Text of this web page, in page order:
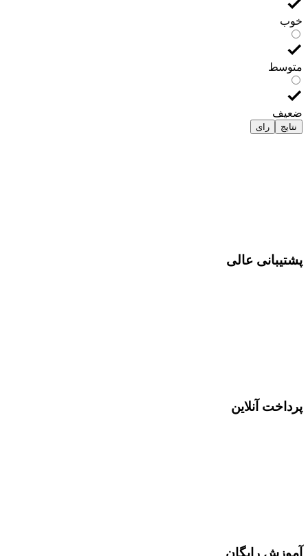
خوب
متوسط
ضعیف
نتایج رای
پشتیبانی عالی
پرداخت آنلاین